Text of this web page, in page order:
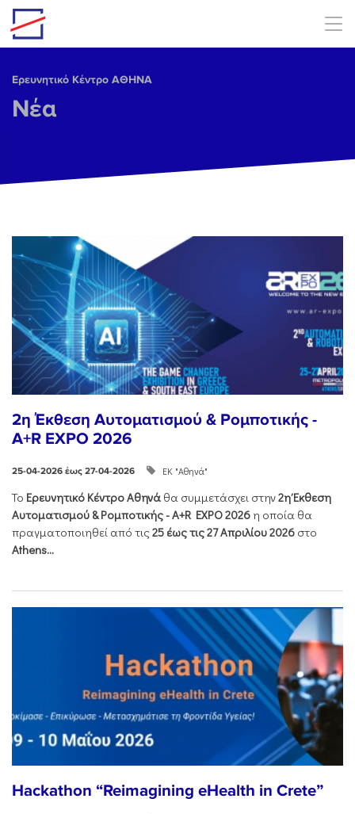
Skip to main content
Ερευνητικό Κέντρο ΑΘΗΝΑ
Νέα
2η Έκθεση Αυτοματισμού & Ρομποτικής -
A+R EXPO 2026
25-04-2026 έως 27-04-2026 ΕΚ "Αθηνά"
Το Ερευνητικό Κέντρο Αθηνά θα συμμετάσχει στην2η Έκθεση
Αυτοματισμού & Ρομποτικής - Α+R EXPO 2026 η οποία θα
πραγματοποιηθεί από τις25 έως τις 27 Απριλίου 2026 στο
Athens...
Hackathon “Reimagining eHealth in Crete”